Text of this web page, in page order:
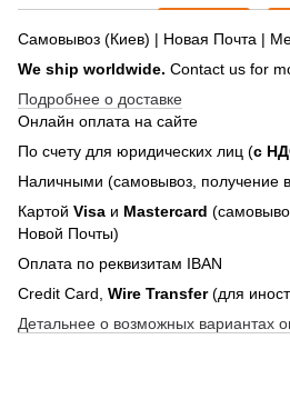
Самовывоз (Киев) | Новая Почта |
We ship worldwide. Contact us for
Подробнее о доставке
Онлайн оплата на сайте
По счету для юридических лиц (с
Наличными (самовывоз, получение
Картой Visa и Mastercard
Новой Почты)
Оплата по реквизитам IBAN
Credit Card, Wire Transfer(для
Детальнее о возможных вариантах